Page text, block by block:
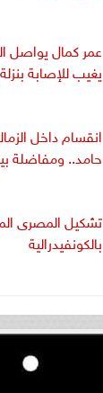
عمر كمال يواصل
يغيب للإصابة
انقسام داخل
حامد.. ومفاضلة
تشكيل المصرى
بالكونفيدرالية